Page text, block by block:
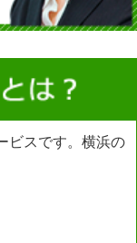
ビスです。横浜の